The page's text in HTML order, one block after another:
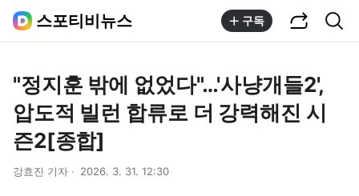
스포티비뉴스 구독
"정지훈 밖에 없었다"…'사냥개들2',
압도적 빌런 합류로 더 강력해진 시
즌2[종합]
강효진 기자 2026. 3. 31. 12:30